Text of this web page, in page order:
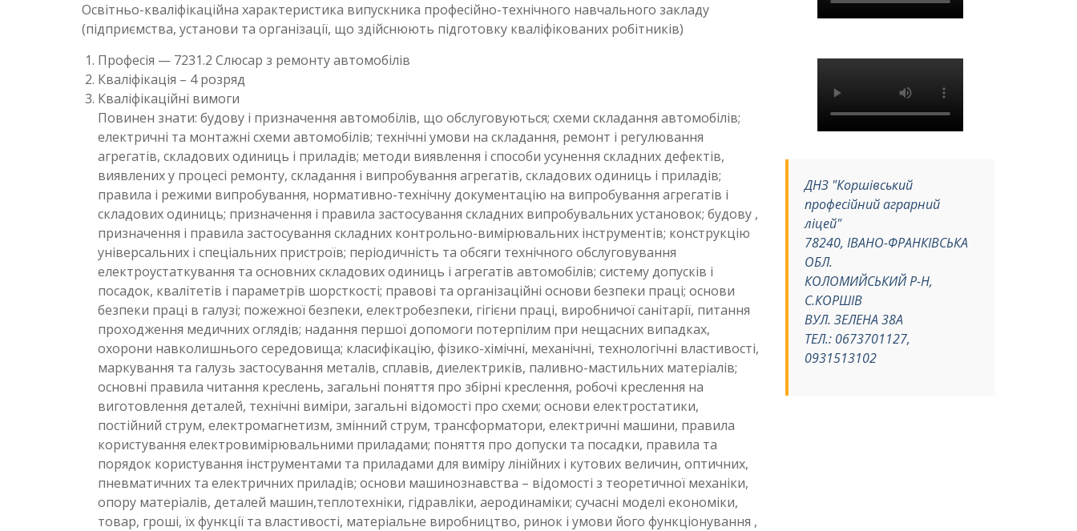
Освітньо-кваліфікаційна характеристика випускника професійно-технічного навчального закладу
(підприємства, установи та організації, що здійснюють підготовку кваліфікованих робітників)
Професія — 7231.2 Слюсар з ремонту автомобілів
Кваліфікація – 4 розряд
Кваліфікаційні вимоги
Повинен знати: будову і призначення автомобілів, що обслуговуються; схеми складання автомобілів;
електричні та монтажні схеми автомобілів; технічні умови на складання, ремонт і регулювання
агрегатів, складових одиниць і приладів; методи виявлення і способи усунення складних дефектів,
виявлених у процесі ремонту, складання і випробування агрегатів, складових одиниць і приладів;
правила і режими випробування, нормативно-технічну документацію на випробування агрегатів і
складових одиниць; призначення і правила застосування складних випробувальних установок; будову ,
призначення і правила застосування складних контрольно-вимірювальних інструментів; конструкцію
універсальних і спеціальних пристроїв; періодичність та обсяги технічного обслуговування
електроустаткування та основних складових одиниць і агрегатів автомобілів; систему допусків і
посадок, квалітетів і параметрів шорсткості; правові та організаційні основи безпеки праці; основи
безпеки праці в галузі; пожежної безпеки, електробезпеки, гігієни праці, виробничої санітарії, питання
проходження медичних оглядів; надання першої допомоги потерпілим при нещасних випадках,
охорони навколишнього середовища; класифікацію, фізико-хімічні, механічні, технологічні властивості,
маркування та галузь застосування металів, сплавів, диелектриків, паливно-мастильних матеріалів;
основні правила читання креслень, загальні поняття про збірні креслення, робочі креслення на
виготовлення деталей, технічні виміри, загальні відомості про схеми; основи електростатики,
постійний струм, електромагнетизм, змінний струм, трансформатори, електричні машини, правила
користування електровимірювальними приладами; поняття про допуски та посадки, правила та
порядок користування інструментами та приладами для виміру лінійних і кутових величин, оптичних,
пневматичних та електричних приладів; основи машинознавства – відомості з теоретичної механіки,
опору матеріалів, деталей машин,теплотехніки, гідравліки, аеродинаміки; сучасні моделі економіки,
товар, гроші, їх функції та властивості, матеріальне виробництво, ринок і умови його функціонування ,
ДНЗ "Коршівський
професійний аграрний
ліцей"
78240, ІВАНО-ФРАНКІВСЬКА
ОБЛ.
КОЛОМИЙСЬКИЙ Р-Н,
С.КОРШІВ
ВУЛ. ЗЕЛЕНА 38А
ТЕЛ.: 0673701127,
0931513102